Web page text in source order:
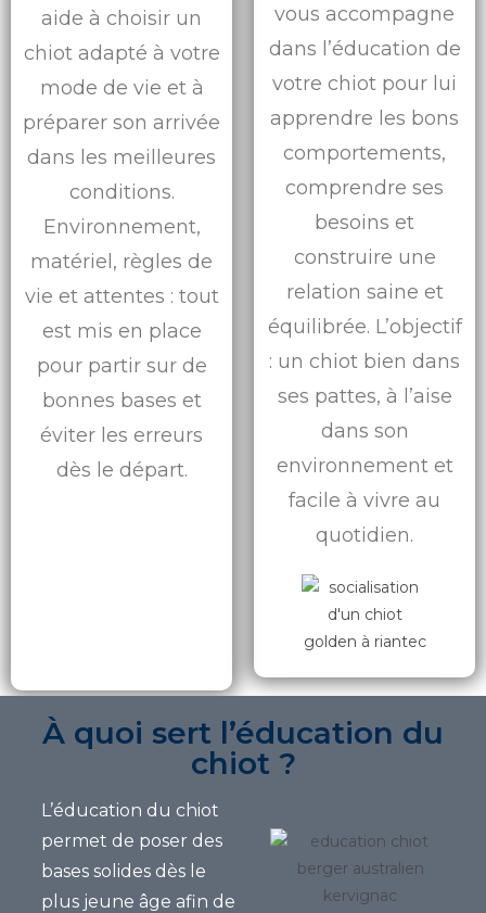
aide à choisir un
chiot adapté à votre
mode de vie et à
préparer son arrivée
dans les meilleures
conditions.
Environnement,
matériel, règles de
vie et attentes : tout
est mis en place
pour partir sur de
bonnes bases et
éviter les erreurs
dès le départ.
vous accompagne
dans l’éducation de
votre chiot pour lui
apprendre les bons
comportements,
comprendre ses
besoins et
construire une
relation saine et
équilibrée. L’objectif
: un chiot bien dans
ses pattes, à l’aise
dans son
environnement et
facile à vivre au
quotidien.
À quoi sert l’éducation du
chiot ?
L’éducation du chiot
permet de poser des
bases solides dès le
plus jeune âge afin de